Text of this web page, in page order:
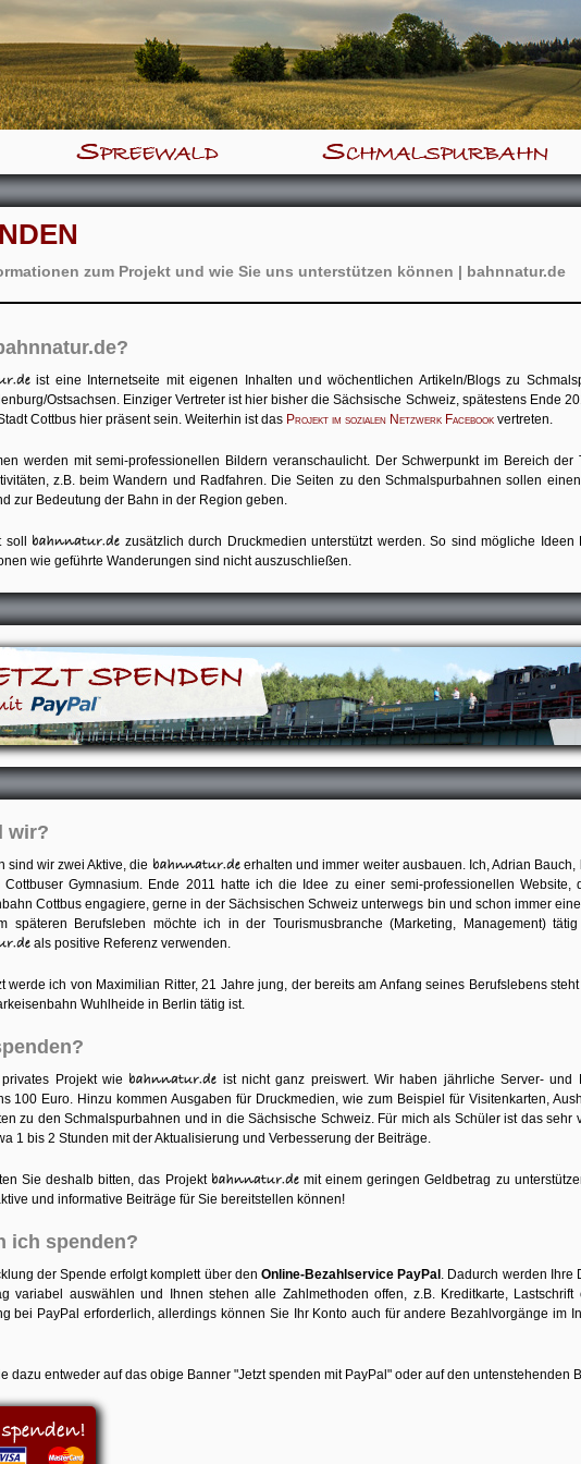
Spreewald Schmalspurbahn
zum Projekt und wie Sie uns unterstützen können | bahnnatur.de
ist eine Internetseite mit eigenen Inhalten und wöchentlichen Artikeln/Blogs zu
Ostsachsen. Einziger Vertreter ist hier bisher die Sächsische Schweiz, spätestens Ende
Cottbus hier präsent sein. Weiterhin ist das Projekt im sozialen Netzwerk Facebookvertreten.
werden mit semi-professionellen Bildern veranschaulicht. Der Schwerpunkt im Bereich der
z.B. beim Wandern und Radfahren. Die Seiten zu den Schmalspurbahnen sollen
zur Bedeutung der Bahn in der Region geben.
soll
zusätzlich durch Druckmedien unterstützt werden. So sind mögliche Ideen
wie geführte Wanderungen sind nicht auszuschließen.
wir?
sind wir zwei Aktive, die
erhalten und immer weiter ausbauen. Ich, Adrian
Cottbuser Gymnasium. Ende 2011 hatte ich die Idee zu einer semi-professionellen
Cottbus engagiere, gerne in der Sächsischen Schweiz unterwegs bin und schon immer
späteren Berufsleben möchte ich in der Tourismusbranche (Marketing, Management)
als positive Referenz verwenden.
werde ich von Maximilian Ritter, 21 Jahre jung, der bereits am Anfang seines Berufslebens
Wuhlheide in Berlin tätig ist.
Projekt wie
ist nicht ganz preiswert. Wir haben jährliche Server- und
100 Euro. Hinzu kommen Ausgaben für Druckmedien, wie zum Beispiel für Visitenkarten,
zu den Schmalspurbahnen und in die Sächsische Schweiz. Für mich als Schüler ist das sehr
1 bis 2 Stunden mit der Aktualisierung und Verbesserung der Beiträge.
Sie deshalb bitten, das Projekt
mit einem geringen Geldbetrag zu
und informative Beiträge für Sie bereitstellen können!
ich spenden?
der Spende erfolgt komplett über den Online-Bezahlservice PayPal . Dadurch werden Ihre
variabel auswählen und Ihnen stehen alle Zahlmethoden offen, z.B. Kreditkarte,
bei PayPal erforderlich, allerdings können Sie Ihr Konto auch für andere Bezahlvorgänge im
dazu entweder auf das obige Banner "Jetzt spenden mit PayPal" oder auf den untenstehenden